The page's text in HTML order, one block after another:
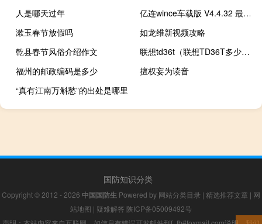
人是哪天过年
亿连wince车载版 V4.4.32 最新免费版（亿连wince车载版 V4.4.32 最新免费版功能简介）
漱玉春节放假吗
如龙维新视频攻略
乾县春节风俗介绍作文
联想td36t（联想TD36T多少钱）
福州的邮政编码是多少
擅权妄为读音
“真有江南万斛愁”的出处是哪里
国防知识分类
Copyright © 2012 - 2026 中国国防生 Powered by 网站分类目录 | 精选推荐文章 | 网
站地图 | 疑难解答 陕ICP备05009492号